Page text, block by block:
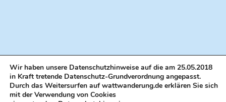
: Kinder unter 14 Jahren dürfen nur in
Begleitung eines Erziehungsberechtigten oder einer
anderen volljährigen Person teilnehmen.
Wir haben unsere Datenschutzhinweise auf die am 25.05.2018
in Kraft tretende Datenschutz-Grundverordnung angepasst.
Durch das Weitersurfen auf wattwanderung.de erklären Sie sich
mit der Verwendung von Cookies